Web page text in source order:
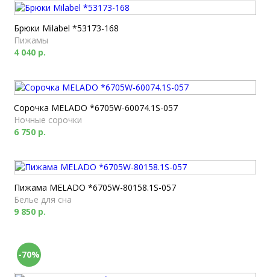
Брюки Milabel *53173-168
Пижамы
4 040 р.
Сорочка MELADO *6705W-60074.1S-057
Ночные сорочки
6 750 р.
Пижама MELADO *6705W-80158.1S-057
Белье для сна
9 850 р.
-70%